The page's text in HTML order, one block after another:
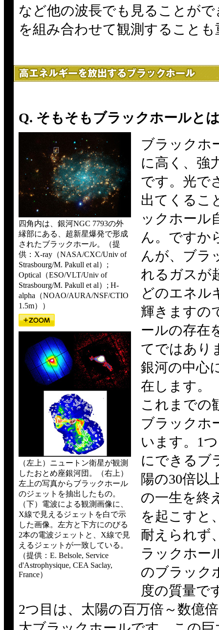
など他の波長でも見ることが
を組み合わせて観測すること
Q. そもそもブラックホールと
四角内は、銀河NGC 7793の外
縁部にある、超新星爆発で形成
されたブラックホール。（提
供：X-ray（NASA/CXC/Univ of
Strasbourg/M. Pakull et al）;
Optical（ESO/VLT/Univ of
Strasbourg/M. Pakull et al）; H-
alpha（NOAO/AURA/NSF/CTIO
1.5m））
（左上）ニュートン衛星が観測
したおとめ座銀河団。（右上）
左上の写真からブラックホール
のジェットを抽出したもの。
（下）電波による観測画像に、
X線で見えるジェットを白で示
した画像。左方と下方にのびる
2本の電波ジェットと、X線で見
えるジェットが一致している。
（提供：E. Belsole, Service
d'Astrophysique, CEA Saclay,
France）
ブラックホ
に高く、強
です。光で
出てくるこ
ックホール
ん。ですか
んが、ブラ
れるガスが
どのエネル
輝きますの
ールの存在
てではあり
銀河の中心
在します。
これまでの
ブラックホ
います。1
にできるブ
陽の30倍以
の一生を終
を起こすと
耐えられず
ラックホー
のブラック
度の質量で
2つ目は、太陽の百万倍～数億